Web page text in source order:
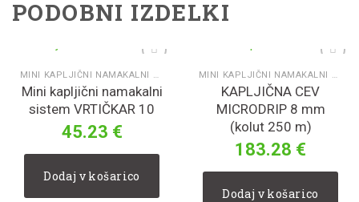
PODOBNI IZDELKI
V
želja
MINI KAPLJIČNI NAMAKALNI SISTEM ZA DOMAČI VRT VRTIČKAR
Mini kapljični namakalni
sistem VRTIČKAR 10
45.23 €
Dodaj v košarico
želja
MINI KAPLJIČNI NAMAKALNI SISTEM ZA DOMAČI VRT VRTIČKAR
KAPLJIČNA CEV
MICRODRIP 8 mm
(kolut 250 m)
183.28 €
Dodaj v košarico